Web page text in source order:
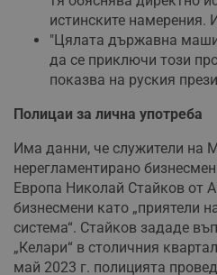
истинските намерения.
"Цялата държавна
да се приключи този
показва на руския
Полицаи за лична употреба
Има данни, че служители на
нерегламентирано
Европа Николай Стайков от
бизнесмени като „приятели
система“. Стайков зададе
„Келари“ в столичния
май 2023 г. полицията